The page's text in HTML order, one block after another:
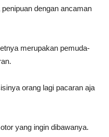
dengan ancaman
merupakan pemuda-
orang lagi pacaran aja
yang ingin dibawanya.